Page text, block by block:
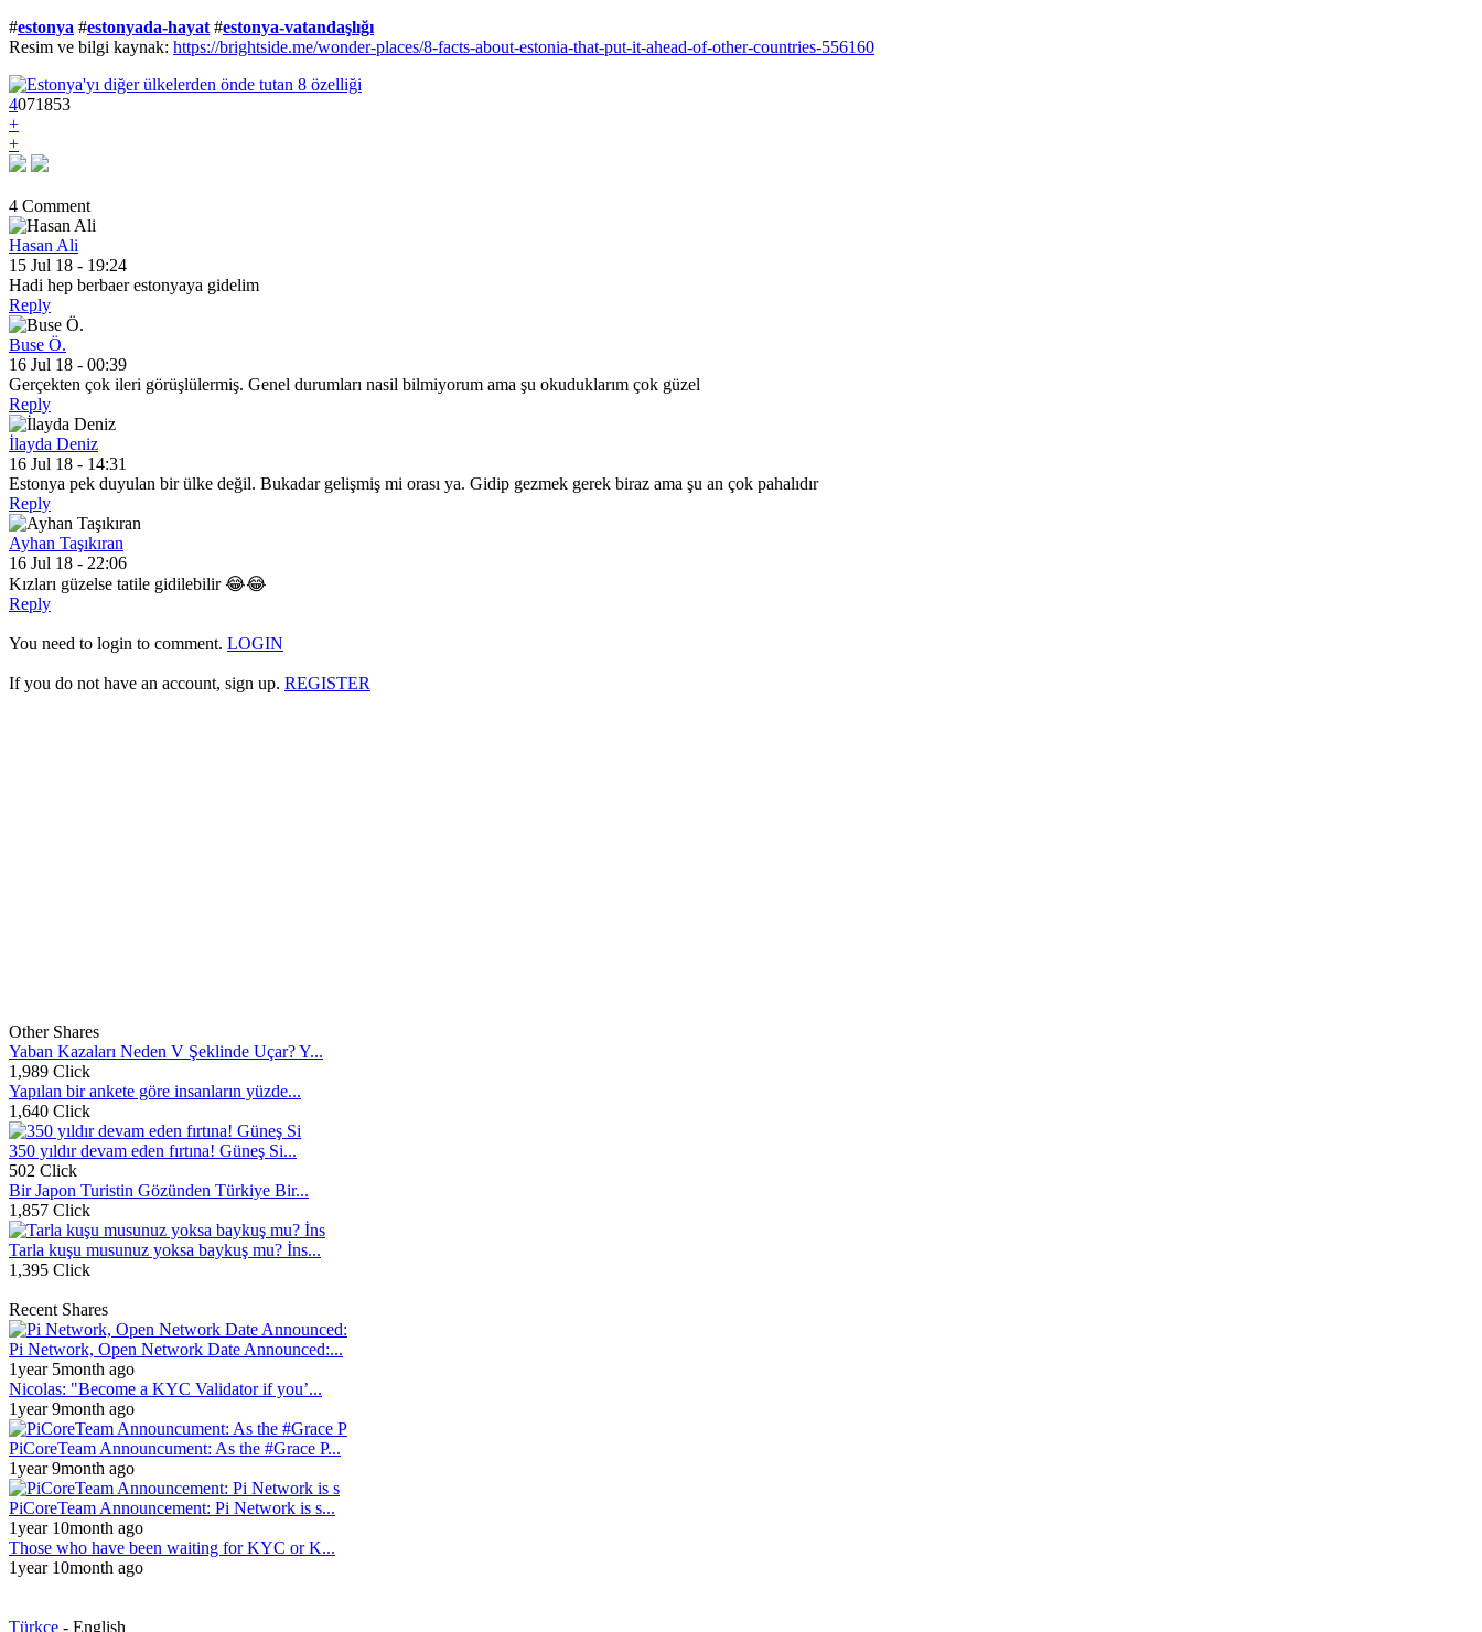
#estonya #estonyada-hayat #estonya-vatandaşlığı
Resim ve bilgi kaynak: https://brightside.me/wonder-places/8-facts-about-estonia-that-put-it-ahead-of-other-countries-556160
4071853
+
+
4 Comment
Hasan Ali
15 Jul 18 - 19:24
Hadi hep berbaer estonyaya gidelim
Reply
Buse Ö.
16 Jul 18 - 00:39
Gerçekten çok ileri görüşlülermiş. Genel durumları nasil bilmiyorum ama şu okuduklarım çok güzel
Reply
İlayda Deniz
16 Jul 18 - 14:31
Estonya pek duyulan bir ülke değil. Bukadar gelişmiş mi orası ya. Gidip gezmek gerek biraz ama şu an çok pahalıdır
Reply
Ayhan Taşıkıran
16 Jul 18 - 22:06
Kızları güzelse tatile gidilebilir 😂😂
Reply
You need to login to comment. LOGIN
If you do not have an account, sign up. REGISTER
Other Shares
Yaban Kazaları Neden V Şeklinde Uçar? Y...
1,989 Click
Yapılan bir ankete göre insanların yüzde...
1,640 Click
350 yıldır devam eden fırtına! Güneş Si...
502 Click
Bir Japon Turistin Gözünden Türkiye Bir...
1,857 Click
Tarla kuşu musunuz yoksa baykuş mu? İns...
1,395 Click
Recent Shares
Pi Network, Open Network Date Announced:...
1year 5month ago
Nicolas: "Become a KYC Validator if you’...
1year 9month ago
PiCoreTeam Announcument: As the #Grace P...
1year 9month ago
PiCoreTeam Announcement: Pi Network is s...
1year 10month ago
Those who have been waiting for KYC or K...
1year 10month ago
Türkçe - English